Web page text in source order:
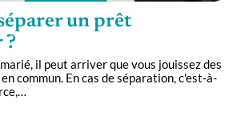
un prêt
?
il peut arriver que vous jouissez des
commun. En cas de séparation, c'est-à-